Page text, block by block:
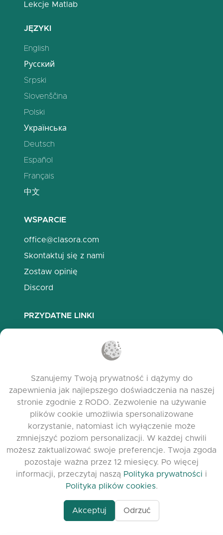
Lekcje Matlab
JĘZYKI
English
Русский
Srpski
Slovenščina
Polski
Українська
Deutsch
Español
Français
中文
WSPARCIE
office@clasora.com
Skontaktuj się z nami
Zostaw opinię
Discord
PRZYDATNE LINKI
Warunki korzystania
Release Notes
Agent-7/Maximizing-
© 2026 clasora.com platform | Wszelkie prawa
zastrzeżone | Developed byC9 Group
Szanujemy Twoją prywatność i dążymy do
zapewnienia jak najlepszego doświadczenia na naszej
stronie zgodnie z RODO. Zezwolenie na używanie
plików cookie umożliwia spersonalizowane
korzystanie, natomiast ich wyłączenie może
zmniejszyć poziom personalizacji. W każdej chwili
możesz zaktualizować swoje preferencje. Twoja zgoda
pozostaje ważna przez 12 miesięcy. Po więcej
informacji, przeczytaj naszą Polityka prywatności i
Polityka plików cookies.
Akceptuj Odrzuć